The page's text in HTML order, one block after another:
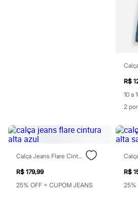
Polos
Acessórios
Chapéus e Bonés
Cintos
Carteiras
Óculos
R$
10 a
2
Calça Jeans Flare Cintura Alta Azul
R$ 179,99
25% OFF = CUPOM JEANS
R$
25%